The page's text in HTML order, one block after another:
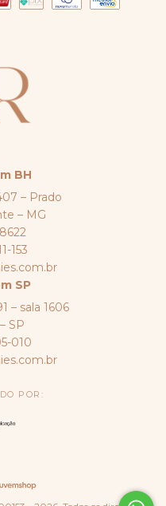
BH
– Prado
– MG
153
SP
– sala 1606
SP
010
POR: